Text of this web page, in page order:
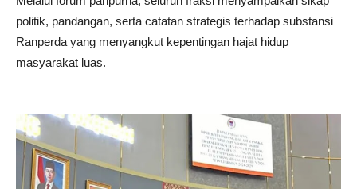
politik, pandangan, serta catatan strategis terhadap substansi
Ranperda yang menyangkut kepentingan hajat hidup
masyarakat luas.